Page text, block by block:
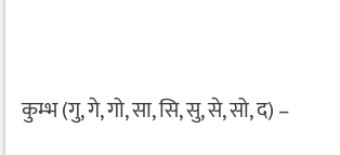
कुम्भ (गु, गे, गो, सा, सि, सु, से, सो, द) –